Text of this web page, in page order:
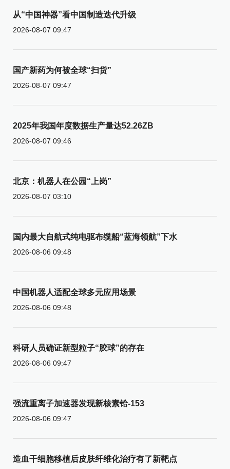
从“中国神器”看中国制造迭代升级
2026-08-07 09:47
国产新药为何被全球“扫货”
2026-08-07 09:47
2025年我国年度数据生产量达52.26ZB
2026-08-07 09:46
北京：机器人在公园“上岗”
2026-08-07 03:10
国内最大自航式纯电驱布缆船“蓝海领航”下水
2026-08-06 09:48
中国机器人适配全球多元应用场景
2026-08-06 09:48
科研人员确证新型粒子“胶球”的存在
2026-08-06 09:47
强流重离子加速器发现新核素铪-153
2026-08-06 09:47
造血干细胞移植后皮肤纤维化治疗有了新靶点